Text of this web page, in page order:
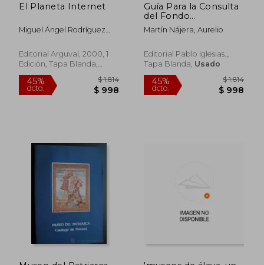
45%
dcto.
$ 2.539
$ 1.396
45%
dcto. $
El Planeta Internet
Miguel Ángel Rodríguez
Cremades,Marian Carnicer
Cañada
Editorial Arguval, 2000, 1
Edición, Tapa Blanda,
Usado
Guía Para la Consulta
del Fondo
Documental de la
Fundación Pablo
Martín Nájera, Aurelio
Editorial Pablo Iglesias.,,
Tapa Blanda, Usado